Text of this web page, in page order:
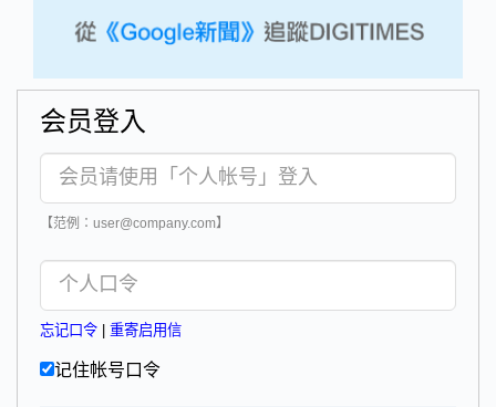
会员登入
【范例：user@company.com】
忘记口令 重寄启用信
记住帐号口令